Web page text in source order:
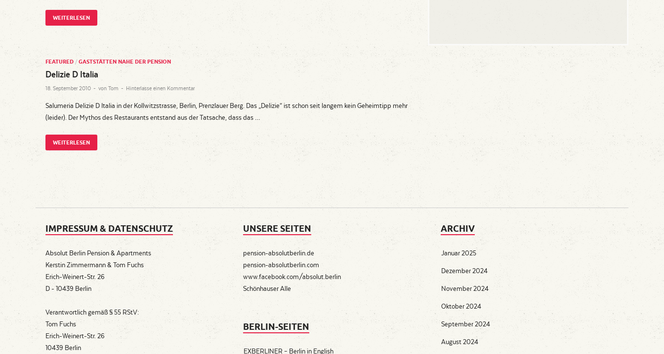
WEITERLESEN
FEATURED / GASTSTÄTTEN NAHE DER PENSION
Delizie D Italia
18. September 2010 - von Tom - Hinterlasse einen Kommentar
Salumeria Delizie D Italia in der Kollwitzstrasse, Berlin, Prenzlauer Berg. Das „Delizie“ ist schon seit langem kein Geheimtipp mehr
(leider). Der Mythos des Restaurants entstand aus der Tatsache, dass das …
WEITERLESEN
IMPRESSUM & DATENSCHUTZ
Absolut Berlin Pension & Apartments
Kerstin Zimmermann & Tom Fuchs
Erich-Weinert-Str. 26
D - 10439 Berlin
Verantwortlich gemäß § 55 RStV:
Tom Fuchs
Erich-Weinert-Str. 26
10439 Berlin
UNSERE SEITEN
pension-absolutberlin.de
pension-absolutberlin.com
www.facebook.com/absolut.berlin
Schönhauser Alle
BERLIN-SEITEN
EXBERLINER – Berlin in English
ARCHIV
Januar 2025
Dezember 2024
November 2024
Oktober 2024
September 2024
August 2024